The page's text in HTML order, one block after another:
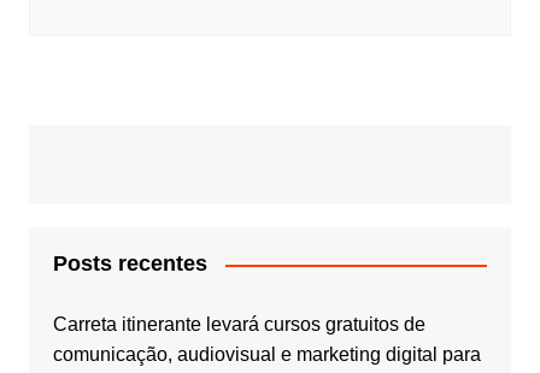
Posts recentes
Carreta itinerante levará cursos gratuitos de
comunicação, audiovisual e marketing digital para